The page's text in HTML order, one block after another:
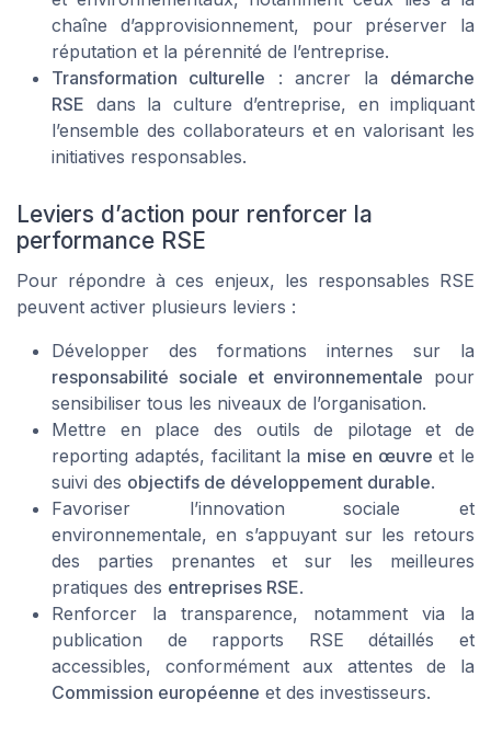
chaîne d’approvisionnement, pour préserver la
réputation et la pérennité de l’entreprise.
Transformation culturelle : ancrer la démarche
RSE dans la culture d’entreprise, en impliquant
l’ensemble des collaborateurs et en valorisant les
initiatives responsables.
Leviers d’action pour renforcer la
performance RSE
Pour répondre à ces enjeux, les responsables RSE
peuvent activer plusieurs leviers :
Développer des formations internes sur la
responsabilité sociale et environnementale pour
sensibiliser tous les niveaux de l’organisation.
Mettre en place des outils de pilotage et de
reporting adaptés, facilitant la mise en œuvre et le
suivi des objectifs de développement durable.
Favoriser l’innovation sociale et
environnementale, en s’appuyant sur les retours
des parties prenantes et sur les meilleures
pratiques des entreprises RSE.
Renforcer la transparence, notamment via la
publication de rapports RSE détaillés et
accessibles, conformément aux attentes de la
Commission européenne et des investisseurs.